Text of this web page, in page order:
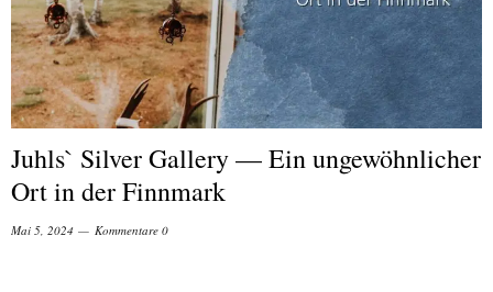
Juhls` Silver Gallery — Ein ungewöhnlicher
Ort in der Finnmark
Mai 5, 2024 Kommentare 0